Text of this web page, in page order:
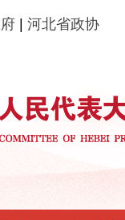
河北省政协